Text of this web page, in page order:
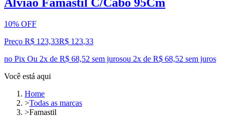
10% OFF
Preço R$ 123,33R$ 123,33
no Pix Ou 2x de R$ 68,52 sem jurosou 2x de R$ 68,52 sem juros
Você está aqui
Home
>Todas as marcas
>Famastil